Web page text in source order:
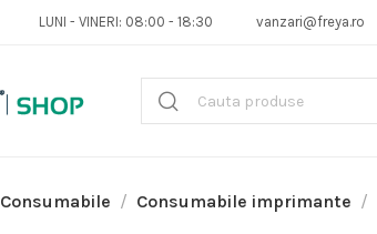
LUNI - VINERI: 08:00 - 18:30 vanzari@freya.ro
Consumabile Consumabile imprimante